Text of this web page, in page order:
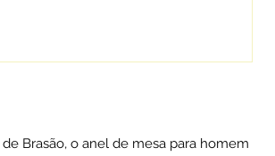
Brasão, o anel de mesa para homem